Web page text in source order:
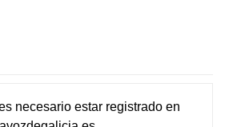
necesario estar registradoen